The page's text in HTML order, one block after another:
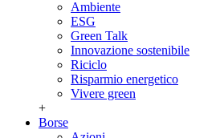
Ambiente
ESG
Green Talk
Innovazione sostenibile
Riciclo
Risparmio energetico
Vivere green
+
Borse